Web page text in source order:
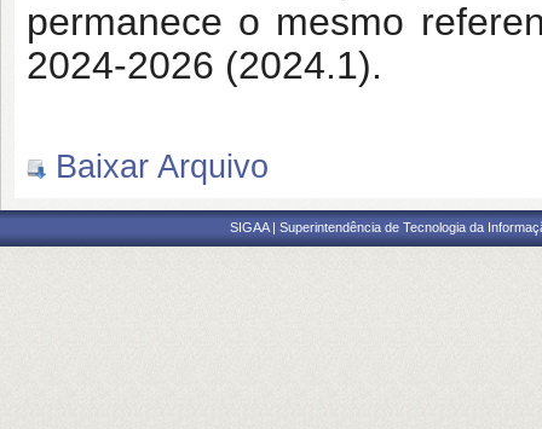
permanece o mesmo
2024-2026 (2024.1).
Baixar Arquivo
SIGAA | Superintendência de Tecnologia da